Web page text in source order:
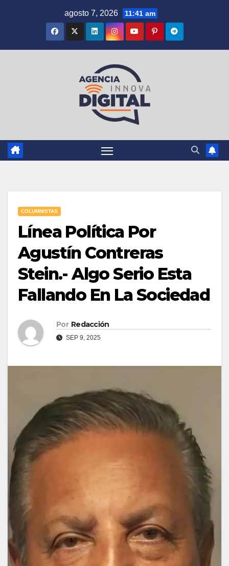
agosto 7, 2026 11:41 am
COLUMNISTAS
Línea Política Por
Agustín Contreras
Stein.- Algo Serio Esta
Fallando En La Sociedad
Por Redacción
SEP 9, 2025